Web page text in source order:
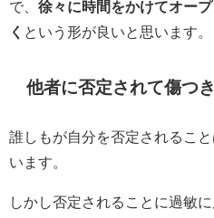
で、 徐々に時間をかけてオー
く という形が良いと思います。
他者に否定されて傷つ
誰しもが自分を否定されるこ
います。
しかし否定されることに過敏